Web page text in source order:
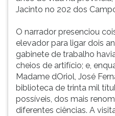
Jacinto no 202 dos
O narrador presenciou
elevador para ligar dois
gabinete de trabalho
cheios de artifício; e,
Madame dOriol, José
biblioteca de trinta mil
possíveis, dos mais
diferentes ciências. A